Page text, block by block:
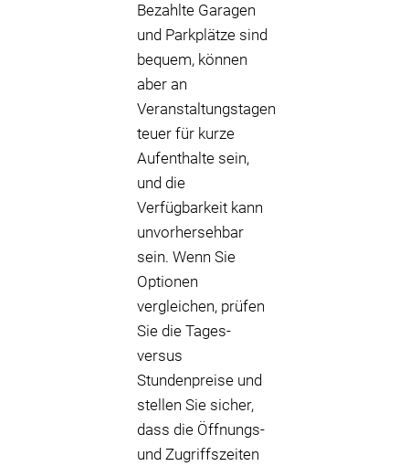
Bezahlte Garagen
und Parkplätze sind
bequem, können
aber an
Veranstaltungstagen
teuer für kurze
Aufenthalte sein,
und die
Verfügbarkeit kann
unvorhersehbar
sein. Wenn Sie
Optionen
vergleichen, prüfen
Sie die Tages-
versus
Stundenpreise und
stellen Sie sicher,
dass die Öffnungs-
und Zugriffszeiten